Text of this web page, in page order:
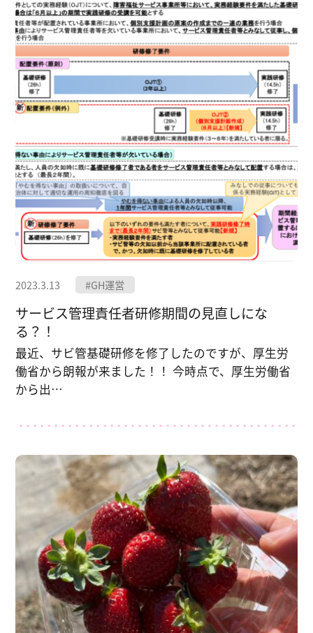
2023.3.13 #GH運営
サービス管理責任者研修期間の見直しにな
る？！
最近、サビ管基礎研修を修了したのですが、厚生労
働省から朗報が来ました！！ 今時点で、厚生労働省
から出…